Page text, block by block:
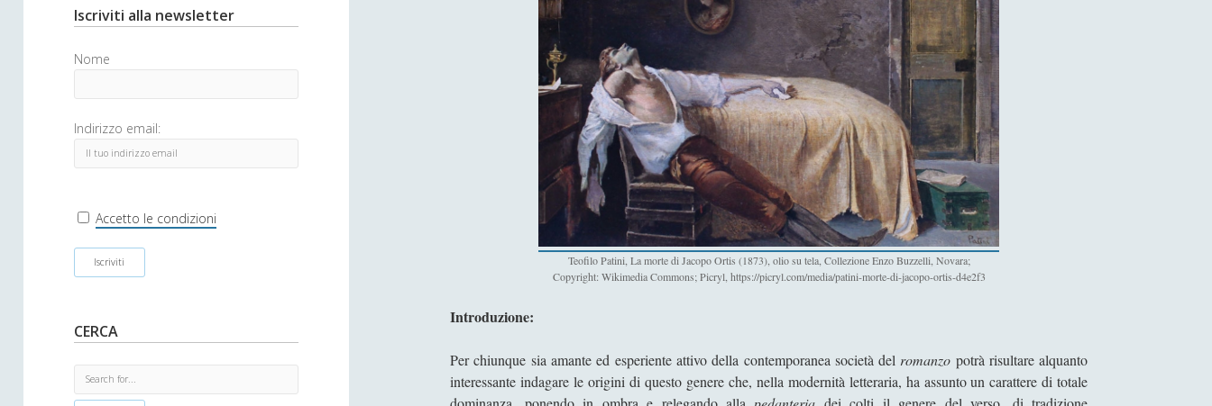
i
t
r
c
b
o
k
u
u
e
S
i
e
b
r
Iscriviti alla newsletter
Nome
Indirizzo email:
Accetto le condizioni
CERCA
e
Teofilo Patini, La morte di Jacopo Ortis (1873), olio su tela, Collezione Enzo Buzzelli, Novara;
Copyright: Wikimedia Commons; Picryl, https://picryl.com/media/patini-morte-di-jacopo-ortis-d4e2f3
Introduzione:
Per chiunque sia amante ed esperiente attivo della contemporanea società del romanzo potrà risultare alquanto
interessante indagare le origini di questo genere che, nella modernità letteraria, ha assunto un carattere di totale